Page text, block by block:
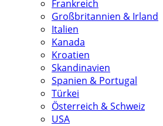
Frankreich
Großbritannien & Irland
Italien
Kanada
Kroatien
Skandinavien
Spanien & Portugal
Türkei
Österreich & Schweiz
USA